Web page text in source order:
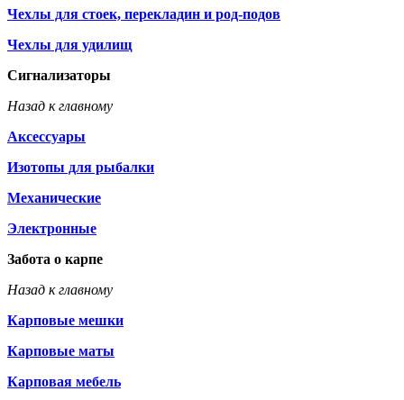
Чехлы для стоек, перекладин и род-подов
Чехлы для удилищ
Сигнализаторы
Назад к главному
Аксессуары
Изотопы для рыбалки
Механические
Электронные
Забота о карпе
Назад к главному
Карповые мешки
Карповые маты
Карповая мебель